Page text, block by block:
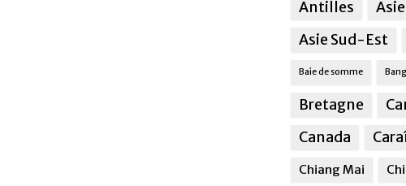
Antilles
Asie
Asie Sud-Est
Baie de somme
Bretagne
Canada
Chiang Mai